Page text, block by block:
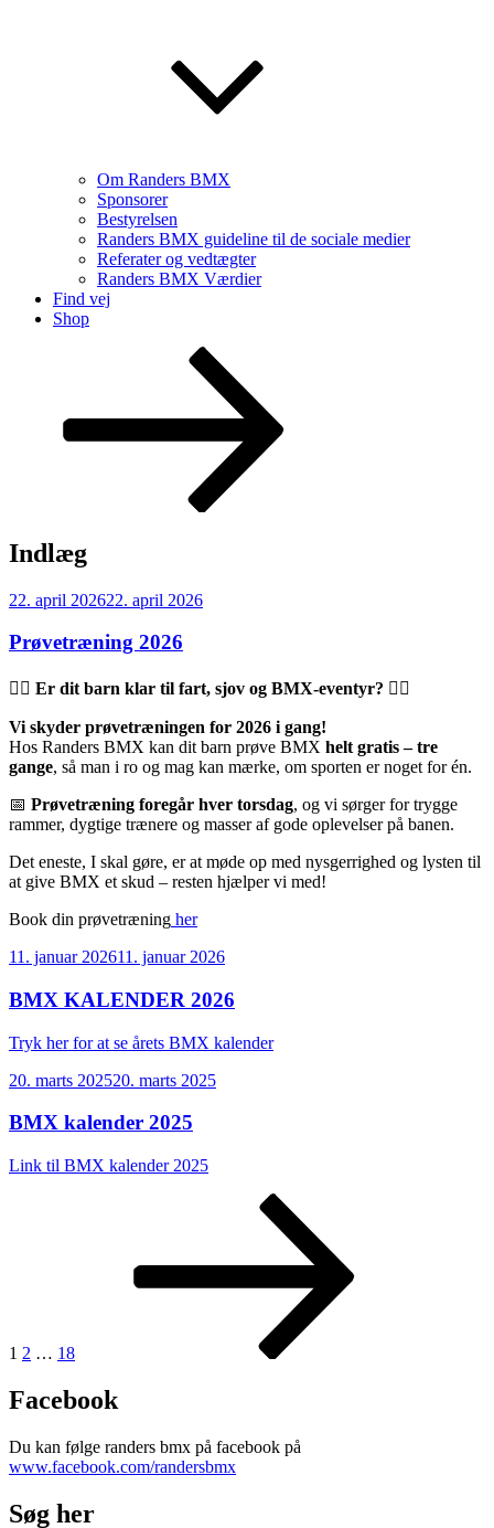
Om Randers BMX
Sponsorer
Bestyrelsen
Randers BMX guideline til de sociale medier
Referater og vedtægter
Randers BMX Værdier
Find vej
Shop
Indlæg
Udgivet
22. april 202622. april 2026
Prøvetræning 2026
🚴‍♂️ Er dit barn klar til fart, sjov og BMX‑eventyr? 🚴‍♀️
Vi skyder prøvetræningen for 2026 i gang!
Hos Randers BMX kan dit barn prøve BMX helt gratis – tre
gange, så man i ro og mag kan mærke, om sporten er noget for én.
📅 Prøvetræning foregår hver torsdag, og vi sørger for trygge
rammer, dygtige trænere og masser af gode oplevelser på banen.
Det eneste, I skal gøre, er at møde op med nysgerrighed og lysten til
at give BMX et skud – resten hjælper vi med!
Book din prøvetræning her
Udgivet
11. januar 202611. januar 2026
BMX KALENDER 2026
Tryk her for at se årets BMX kalender
Udgivet
20. marts 202520. marts 2025
BMX kalender 2025
Link til BMX kalender2025
1 2 … 18
Facebook
Du kan følge randers bmx på facebook på
www.facebook.com/randersbmx
Søg her